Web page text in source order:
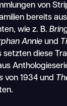
von
bereits
wie z. B.
Annieund
setzten diese
von 1934 und